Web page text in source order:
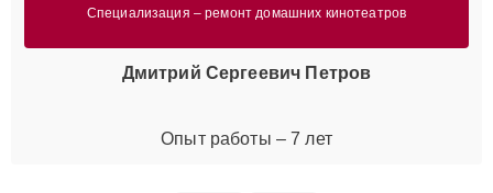
Специализация – ремонт домашних кинотеатров
Дмитрий Сергеевич Петров
Опыт работы – 7 лет